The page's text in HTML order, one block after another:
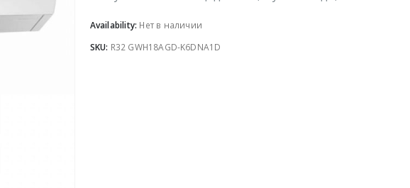
Availability: Нет в наличии
SKU: R32 GWH18AGD-K6DNA1D